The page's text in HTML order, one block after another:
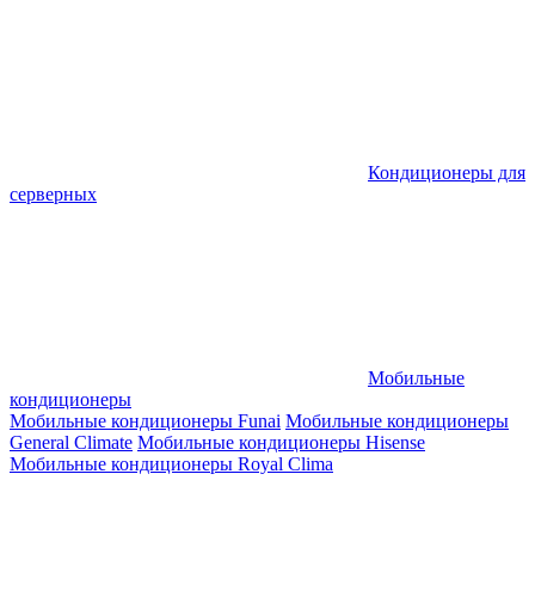
Кондиционеры для
серверных
Мобильные
кондиционеры
Мобильные кондиционеры Funai Мобильные кондиционеры
General Climate Мобильные кондиционеры Hisense
Мобильные кондиционеры Royal Clima